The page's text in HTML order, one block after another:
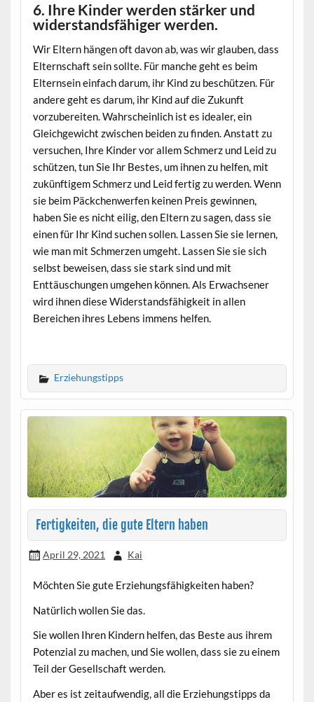
6. Ihre Kinder werden stärker und
widerstandsfähiger werden.
Wir Eltern hängen oft davon ab, was wir glauben, dass
Elternschaft sein sollte. Für manche geht es beim
Elternsein einfach darum, ihr Kind zu beschützen. Für
andere geht es darum, ihr Kind auf die Zukunft
vorzubereiten. Wahrscheinlich ist es idealer, ein
Gleichgewicht zwischen beiden zu finden. Anstatt zu
versuchen, Ihre Kinder vor allem Schmerz und Leid zu
schützen, tun Sie Ihr Bestes, um ihnen zu helfen, mit
zukünftigem Schmerz und Leid fertig zu werden. Wenn
sie beim Päckchenwerfen keinen Preis gewinnen,
haben Sie es nicht eilig, den Eltern zu sagen, dass sie
einen für Ihr Kind suchen sollen. Lassen Sie sie lernen,
wie man mit Schmerzen umgeht. Lassen Sie sie sich
selbst beweisen, dass sie stark sind und mit
Enttäuschungen umgehen können. Als Erwachsener
wird ihnen diese Widerstandsfähigkeit in allen
Bereichen ihres Lebens immens helfen.
Erziehungstipps
Fertigkeiten, die gute Eltern haben
April 29, 2021 Kai
Möchten Sie gute Erziehungsfähigkeiten haben?
Natürlich wollen Sie das.
Sie wollen Ihren Kindern helfen, das Beste aus ihrem
Potenzial zu machen, und Sie wollen, dass sie zu einem
Teil der Gesellschaft werden.
Aber es ist zeitaufwendig, all die Erziehungstipps da